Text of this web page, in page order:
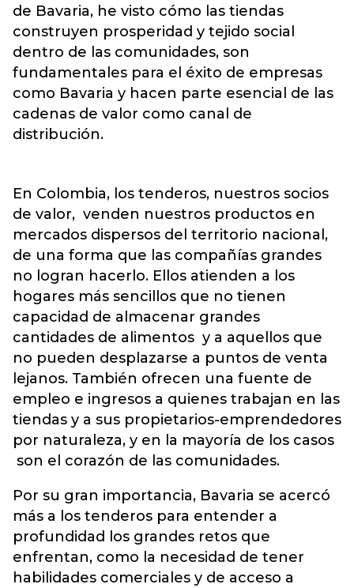
de Bavaria, he visto cómo las tiendas
construyen prosperidad y tejido social
dentro de las comunidades, son
fundamentales para el éxito de empresas
como Bavaria y hacen parte esencial de las
cadenas de valor como canal de
distribución.
En Colombia, los tenderos, nuestros socios
de valor, venden nuestros productos en
mercados dispersos del territorio nacional,
de una forma que las compañías grandes
no logran hacerlo. Ellos atienden a los
hogares más sencillos que no tienen
capacidad de almacenar grandes
cantidades de alimentos y a aquellos que
no pueden desplazarse a puntos de venta
lejanos. También ofrecen una fuente de
empleo e ingresos a quienes trabajan en las
tiendas y a sus propietarios-emprendedores
por naturaleza, y en la mayoría de los casos
son el corazón de las comunidades.
Por su gran importancia, Bavaria se acercó
más a los tenderos para entender a
profundidad los grandes retos que
enfrentan, como la necesidad de tener
habilidades comerciales y de acceso a